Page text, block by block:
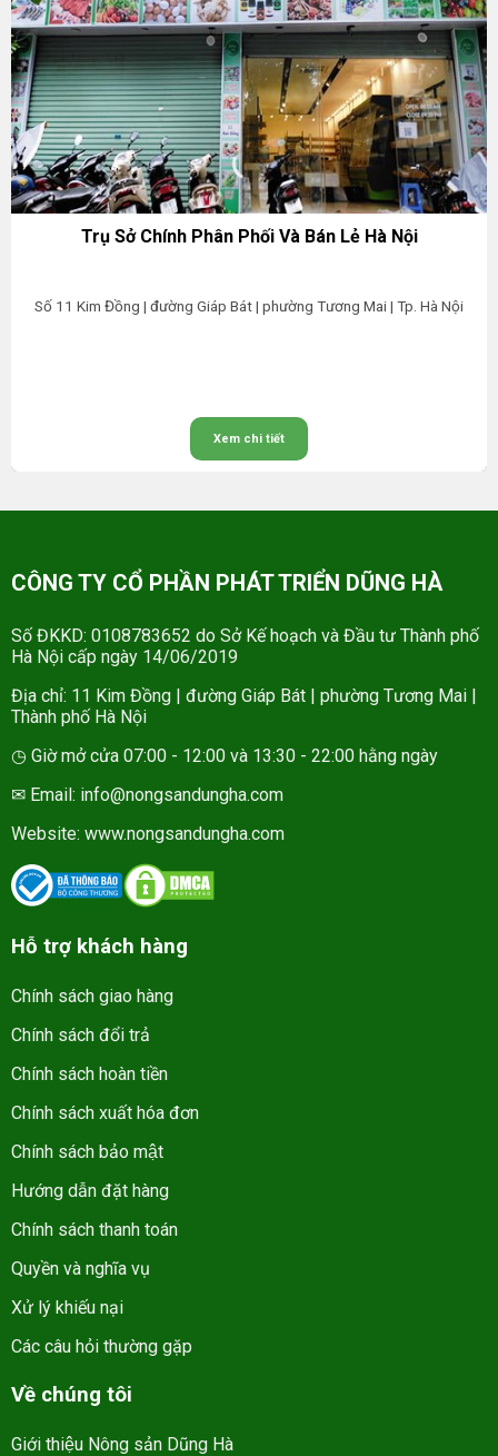
Trụ Sở Chính Phân Phối Và Bán Lẻ Hà Nội
Số 11 Kim Đồng | đường Giáp Bát | phường Tương Mai | Tp. Hà Nội
Xem chi tiết
CÔNG TY CỔ PHẦN PHÁT TRIỂN DŨNG HÀ
Số ĐKKD: 0108783652 do Sở Kế hoạch và Đầu tư Thành phố
Hà Nội cấp ngày 14/06/2019
Địa chỉ: 11 Kim Đồng | đường Giáp Bát | phường Tương Mai |
Thành phố Hà Nội
◷ Giờ mở cửa 07:00 - 12:00 và 13:30 - 22:00 hằng ngày
✉ Email: info@nongsandungha.com
Website: www.nongsandungha.com
Hỗ trợ khách hàng
Chính sách giao hàng
Chính sách đổi trả
Chính sách hoàn tiền
Chính sách xuất hóa đơn
Chính sách bảo mật
Hướng dẫn đặt hàng
Chính sách thanh toán
Quyền và nghĩa vụ
Xử lý khiếu nại
Các câu hỏi thường gặp
Về chúng tôi
Giới thiệu Nông sản Dũng Hà